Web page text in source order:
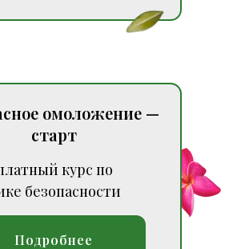
Подробнее
омоложение —
старт
курс по
безопасности